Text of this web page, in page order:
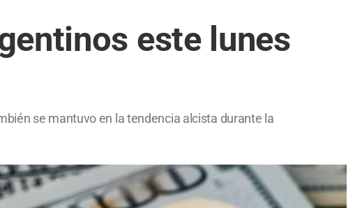
este lunes
se mantuvo en la tendencia alcista durante la